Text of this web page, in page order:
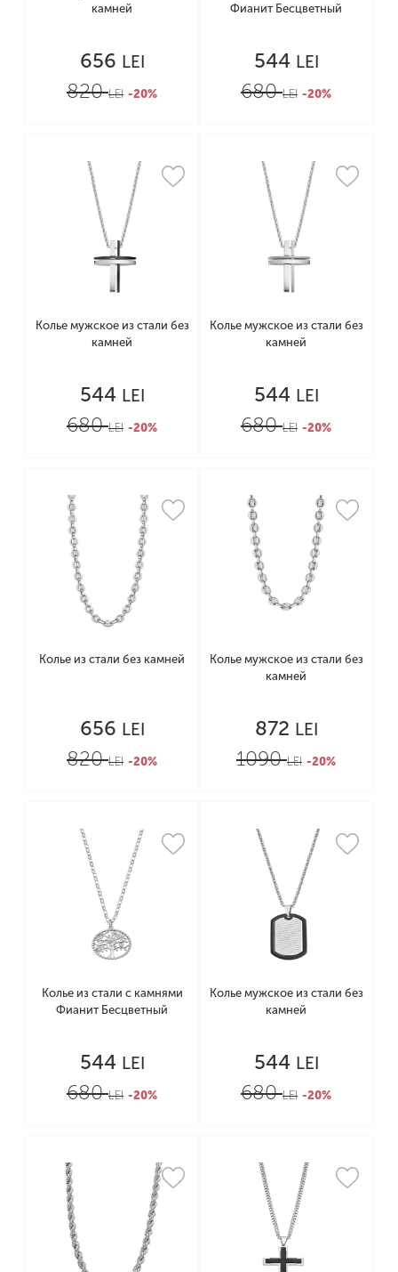
камней
656 LEI
820LEI -20%
Фианит Бесцветный
544 LEI
680LEI -20%
Колье мужское из стали без
камней
544 LEI
680LEI -20%
Колье мужское из стали без
камней
544 LEI
680LEI -20%
Колье из стали без камней
656 LEI
820LEI -20%
Колье мужское из стали без
камней
872 LEI
1090LEI -20%
Колье из стали с камнями
Фианит Бесцветный
544 LEI
680LEI -20%
Колье мужское из стали без
камней
544 LEI
680LEI -20%